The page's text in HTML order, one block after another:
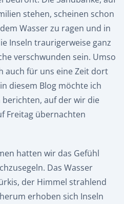
stehen, scheinen schon
Wasser zu ragen und in
Inseln traurigerweise ganz
verschwunden sein. Umso
auch für uns eine Zeit dort
diesem Blog möchte ich
auf der wir die
Freitag übernachten
hatten wir das Gefühl
Das Wasser
der Himmel strahlend
erhoben sich Inseln